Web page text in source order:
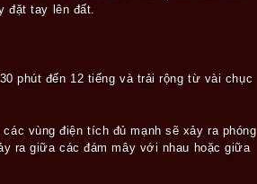
đặt tay lên đất.
phút đến 12 tiếng và trải rộng từ vài chục
vùng điện tích đủ mạnh sẽ xảy ra phóng
ra giữa các đám mây với nhau hoặc giữa